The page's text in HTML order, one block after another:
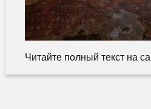
Читайте полный текст на